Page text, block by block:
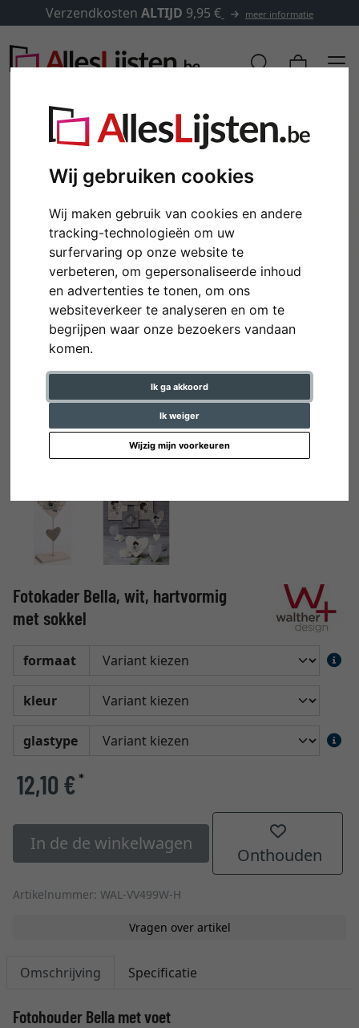
Wij gebruiken cookies
Wij maken gebruik van cookies en andere
tracking-technologieën om uw
surfervaring op onze website te
verbeteren, om gepersonaliseerde inhoud
en advertenties te tonen, om ons
websiteverkeer te analyseren en om te
begrijpen waar onze bezoekers vandaan
komen.
Ik ga akkoord
Ik weiger
Wijzig mijn voorkeuren
Verzendkosten ALTIJD 9,95 € meer informatie
Terug
Fotokader Bella, wit, hartvormig
met sokkel
formaat
kleur
glastype
12,10 €*
In de de winkelwagen
Onthouden
Artikelnummer: WAL-VV499W-H
Vragen over artikel
Omschrijving Specificatie
Fotohouder Bella met voet